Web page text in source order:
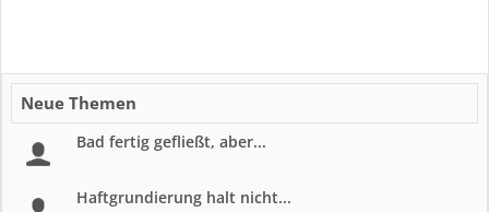
Neue Themen
Bad fertig gefließt, aber...
Haftgrundierung halt nicht...